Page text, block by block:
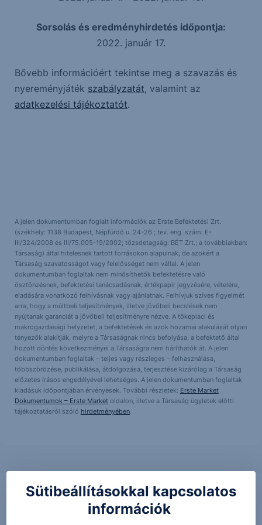
Sorsolás és eredményhirdetés időpontja:
2022. január 17.
Bővebb információért tekintse meg a szavazás és
nyereményjáték szabályzatát, valamint az
adatkezelési tájékoztatót.
A jelen dokumentumban foglalt információk az Erste Befektetési Zrt.
(székhely: 1138 Budapest, Népfürdő u. 24-26.; tev. eng. szám: E-
III/324/2008 és III/75.005-19/2002; tőzsdetagság: BÉT Zrt.; a továbbiakban:
Társaság) által hitelesnek tartott forrásokon alapulnak, de azokért a
Társaság szavatosságot vagy felelősséget nem vállal. A jelen
dokumentumban foglaltak nem minősíthetők befektetésre való
ösztönzésnek, befektetési tanácsadásnak, értékpapír jegyzésére, vételére,
eladására vonatkozó felhívásnak vagy ajánlatnak. Felhívjuk szíves figyelmét
arra, hogy a múltbeli teljesítmények, illetve jövőbeli becslések nem
nyújtanak garanciát a jövőbeli teljesítményre nézve. A tőkepiaci és
makrogazdasági helyzetet, a befektetések és azok hozamai alakulását olyan
tényezők alakítják, melyre a Társaságnak nincs befolyása, a befektető által
hozott döntés következményei a Társaságra nem háríthatók át. A jelen
dokumentumban foglaltak – teljes vagy részleges – felhasználása,
többszörözése, publikálása, átdolgozása, terjesztése kizárólag a Társaság
előzetes írásos engedélyével lehetséges. A jelen dokumentumban foglaltak
kiadásuk időpontjában érvényesek. További részletek: Erste Market
Dokumentumok – Erste Marketoldalon, illetve a Társaság ügyletek előtti
tájékoztatásról szóló hirdetményében.
Sütibeállításokkal kapcsolatos
információk